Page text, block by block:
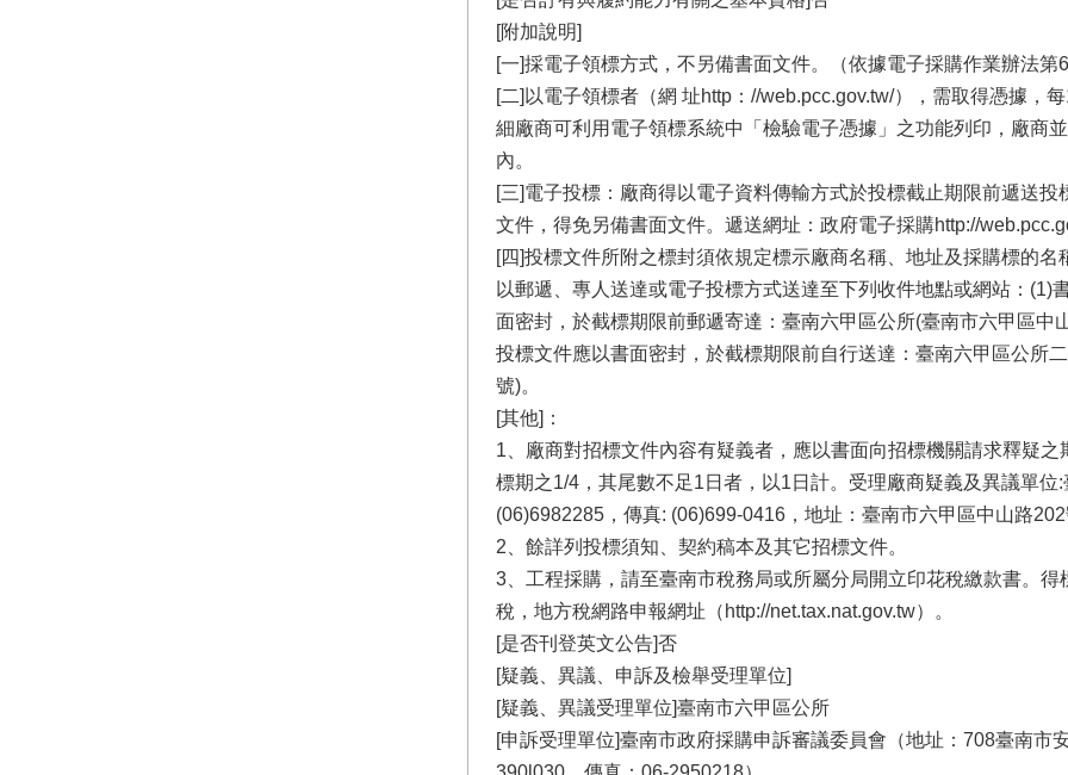
[附加說明]
[一]採電子領標方式，不另備書面文件。（依據電子採購作業辦法第
[二]以電子領標者（網 址http：//web.pcc.gov.tw/），需取得憑據，
細廠商可利用電子領標系統中「檢驗電子憑據」之功能列印，廠商
內。
[三]電子投標：廠商得以電子資料傳輸方式於投標截止期限前遞送
文件，得免另備書面文件。遞送網址：政府電子採購http://
[四]投標文件所附之標封須依規定標示廠商名稱、地址及採購標的
以郵遞、專人送達或電子投標方式送達至下列收件地點或網站：(1)
面密封，於截標期限前郵遞寄達：臺南六甲區公所(臺南市六甲區中
投標文件應以書面密封，於截標期限前自行送達：臺南六甲區公所
號)。
[其他]：
1、廠商對招標文件內容有疑義者，應以書面向招標機關請求釋疑
標期之1/4，其尾數不足1日者，以1日計。受理廠商疑義及異議單位
(06)6982285，傳真: (06)699-0416，地址：臺南市六甲區中山路
2、餘詳列投標須知、契約稿本及其它招標文件。
3、工程採購，請至臺南市稅務局或所屬分局開立印花稅繳款書。
稅，地方稅網路申報網址（http://net.tax.nat.gov.tw）。
[是否刊登英文公告]否
[疑義、異議、申訴及檢舉受理單位]
[疑義、異議受理單位]臺南市六甲區公所
[申訴受理單位]臺南市政府採購申訴審議委員會（地址：708臺南市